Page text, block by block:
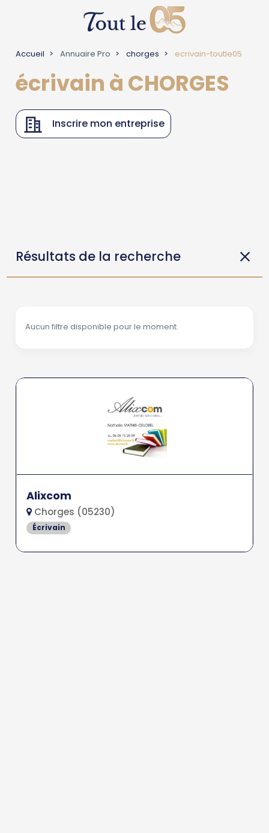
Accueil Annuaire Pro chorges ecrivain-toutle05
écrivain à CHORGES
Inscrire mon entreprise
Résultats de la recherche
Aucun filtre disponible pour le moment.
Alixcom
Chorges (05230)
Écrivain